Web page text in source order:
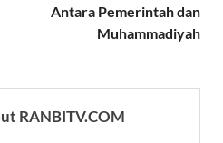
Antara Pemerintah dan
Muhammadiyah
RANBITV.COM